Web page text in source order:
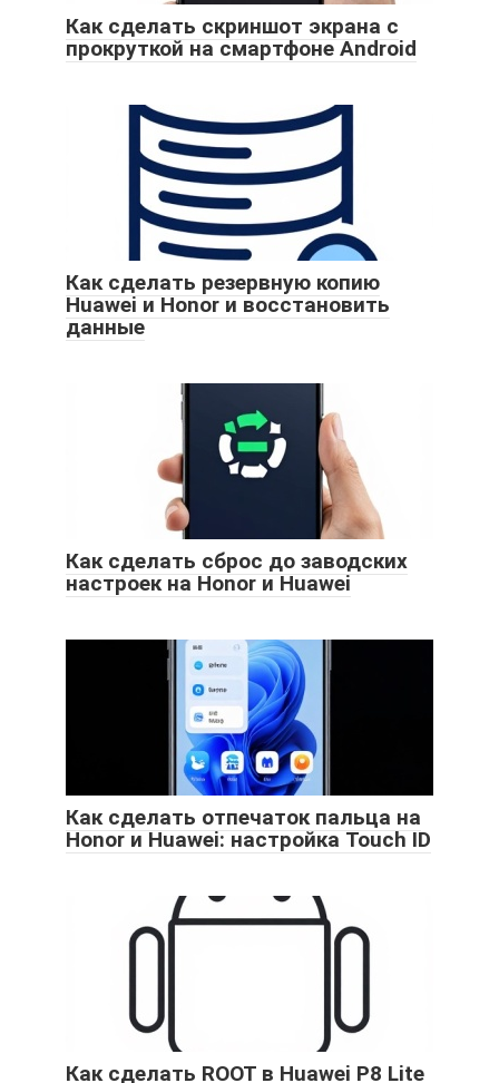
Как сделать скриншот экрана с
прокруткой на смартфоне Android
Как сделать резервную копию
Huawei и Honor и восстановить
данные
Как сделать сброс до заводских
настроек на Honor и Huawei
Как сделать отпечаток пальца на
Honor и Huawei: настройка Touch ID
Как сделать ROOT в Huawei P8 Lite